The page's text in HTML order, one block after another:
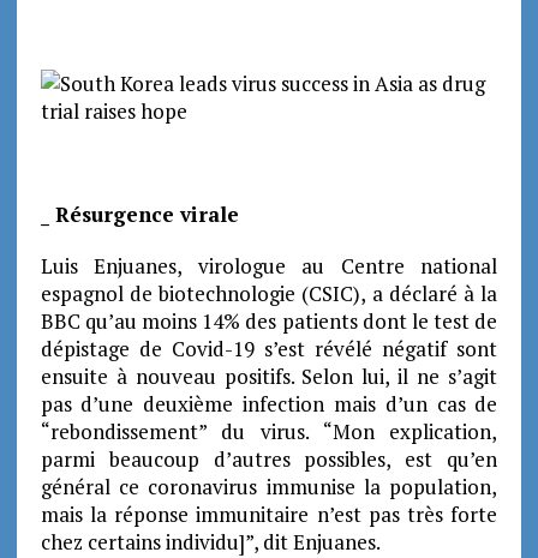
_ Résurgence virale
Luis Enjuanes, virologue au Centre national
espagnol de biotechnologie (CSIC), a déclaré à la
BBC qu’au moins 14% des patients dont le test de
dépistage de Covid-19 s’est révélé négatif sont
ensuite à nouveau positifs. Selon lui, il ne s’agit
pas d’une deuxième infection mais d’un cas de
“rebondissement” du virus. “Mon explication,
parmi beaucoup d’autres possibles, est qu’en
général ce coronavirus immunise la population,
mais la réponse immunitaire n’est pas très forte
chez certains individu]”, dit Enjuanes.